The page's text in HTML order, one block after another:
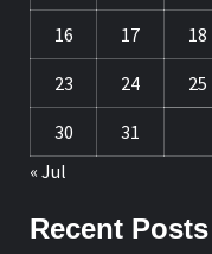
16 17 18
23 24 25
30
31
« Jul
Recent Posts